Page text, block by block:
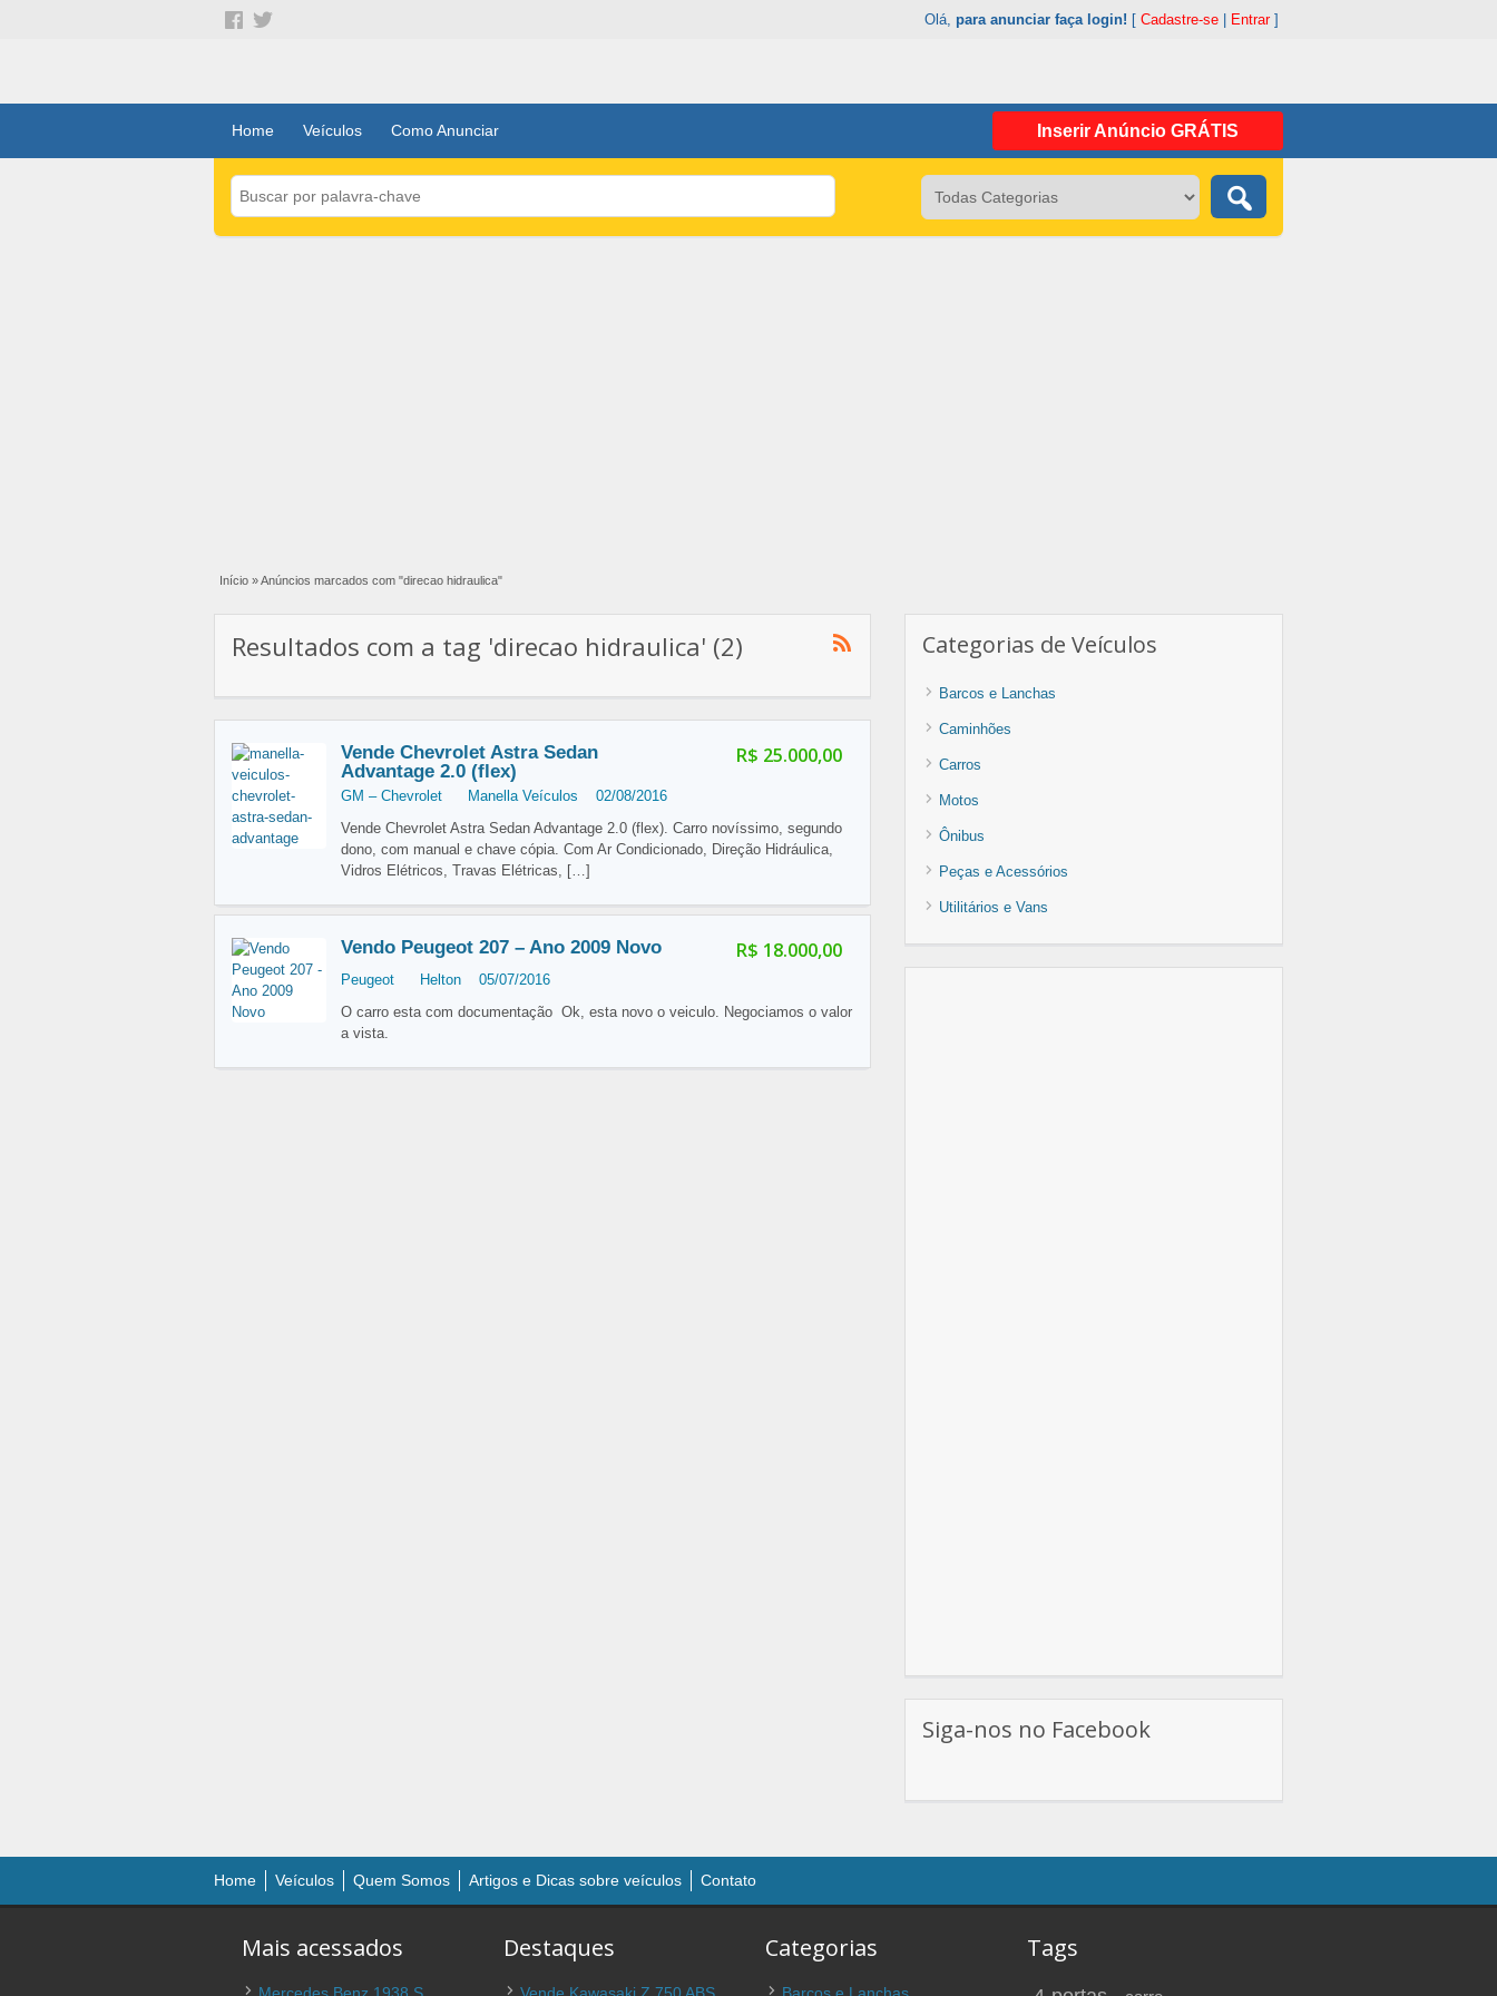
Olá, para anunciar faça login! [ Cadastre-se Entrar]
Home Veículos Como Anunciar Inserir Anúncio GRÁTIS
Início »Anúncios marcados com "direcao hidraulica"
Resultados com a tag 'direcao hidraulica' (2)
R$ 25.000,00
Vende Chevrolet Astra Sedan
Advantage 2.0 (flex)
GM – Chevrolet Manella Veículos
02/08/2016
Vende Chevrolet Astra Sedan Advantage 2.0 (flex). Carro novíssimo, segundo
dono, com manual e chave cópia. Com Ar Condicionado, Direção Hidráulica,
Vidros Elétricos, Travas Elétricas, […]
R$ 18.000,00
Vendo Peugeot 207 – Ano 2009 Novo
Peugeot Helton
05/07/2016
O carro esta com documentação Ok, esta novo o veiculo. Negociamos o valor
a vista.
Categorias de Veículos
Barcos e Lanchas
Caminhões
Carros
Motos
Ônibus
Peças e Acessórios
Utilitários e Vans
Siga-nos no Facebook
Home Veículos Quem Somos Artigos e Dicas sobre veículos Contato
Mais acessados Destaques Categorias Tags